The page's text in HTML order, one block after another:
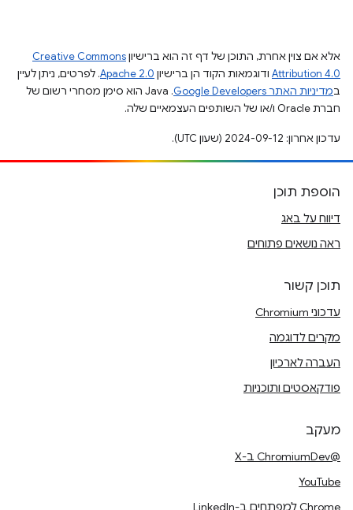
אלא אם צוין אחרת, התוכן של דף זה הוא ברישיוןCreative Commons
Attribution 4.0 ודוגמאות הקוד הן ברישיון Apache 2.0. לפרטים, ניתן לעיין
במדיניות האתר Google Developers‏
.‏ Java הוא סימן מסחרי רשום של
חברת Oracle ו/או של השותפים העצמאיים שלה.
עדכון אחרון: 2024-09-12 (שעון UTC).
הוספת תוכן
דיווח על באג
ראה נושאים פתוחים
תוכן קשור
עדכוני Chromium
מקרים לדוגמה
העברה לארכיון
פודקאסטים ותוכניות
מעקב
@ChromiumDev ב-X
YouTube
Chrome למפתחים ב-LinkedIn